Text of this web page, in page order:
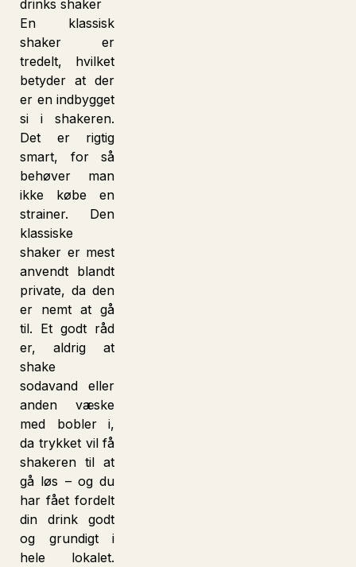
En klassisk
shaker er
tredelt, hvilket
betyder at der
er en indbygget
si i shakeren.
Det er rigtig
smart, for så
behøver man
ikke købe en
strainer. Den
klassiske
shaker er mest
anvendt blandt
private, da den
er nemt at gå
til. Et godt råd
er, aldrig at
shake
sodavand eller
anden væske
med bobler i,
da trykket vil få
shakeren til at
gå løs – og du
har fået fordelt
din drink godt
og grundigt i
hele lokalet.